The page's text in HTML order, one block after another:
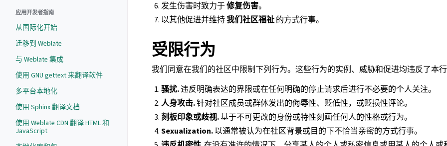
应用开发者指南
从国际化开始
迁移到 Weblate
与 Weblate 集成
使用 GNU gettext 来翻译软件
多平台本地化
使用 Sphinx 翻译文档
使用 Weblate CDN 翻译 HTML 和
JavaScript
发生伤害时致力于修复伤害。
以其他促进并维持我们社区福祉的方式行事。
受限行为
我们同意在我们的社区中限制下列行为。这些行为的实例、威胁和促进均违反了本行
骚扰.违反明确表达的界限或在任何明确的停止请求后进行不必要的个人关注。
人身攻击.针对社区成员或群体发出的侮辱性、贬低性，或贬损性评论。
刻板印象或歧视.基于不可更改的身份或特性刻画任何人的性格或行为。
Sexualization.以通常被认为在社区背景或目的下不恰当亲密的方式行事。